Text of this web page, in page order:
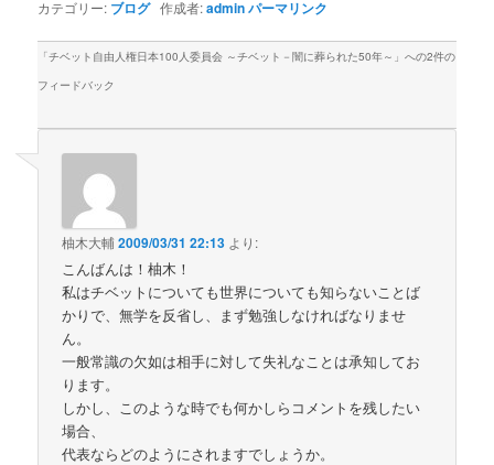
カテゴリー: ブログ作成者:adminパーマリンク
「チベット自由人権日本100人委員会 ～チベット－闇に葬られた50年～ 」への2件の
フィードバック
柚木大輔2009/03/31 22:13 より:
こんばんは！柚木！
私はチベットについても世界についても知らないことば
かりで、無学を反省し、まず勉強しなければなりませ
ん。
一般常識の欠如は相手に対して失礼なことは承知してお
ります。
しかし、このような時でも何かしらコメントを残したい
場合、
代表ならどのようにされますでしょうか。